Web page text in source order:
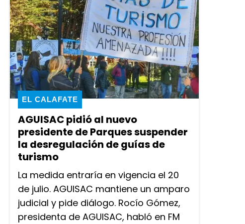
AGUISAC pidió al nuevo
presidente de Parques suspender
la desregulación de guías de
turismo
EL CALAFATE
La medida entraría en vigencia el 20
de julio. AGUISAC mantiene un amparo
judicial y pide diálogo. Rocío Gómez,
presidenta de AGUISAC, habló en FM